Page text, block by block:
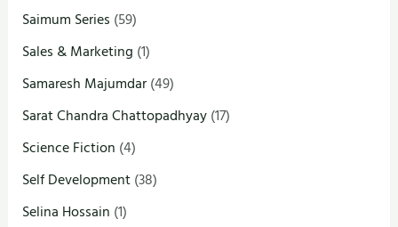
Saimum Series (59)
Sales & Marketing (1)
Samaresh Majumdar(49)
Sarat Chandra Chattopadhyay(17)
Science Fiction (4)
Self Development(38)
Selina Hossain (1)